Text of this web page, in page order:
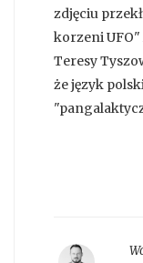
zdjęciu
korzeni
Teresy
że język